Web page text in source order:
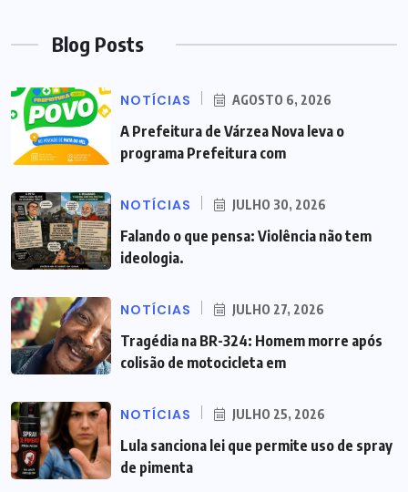
Blog Posts
NOTÍCIAS AGOSTO 6, 2026
A Prefeitura de Várzea Nova leva o
programa Prefeitura com
NOTÍCIAS JULHO 30, 2026
Falando o que pensa: Violência não tem
ideologia.
NOTÍCIAS JULHO 27, 2026
Tragédia na BR-324: Homem morre após
colisão de motocicleta em
NOTÍCIAS JULHO 25, 2026
Lula sanciona lei que permite uso de spray
de pimenta